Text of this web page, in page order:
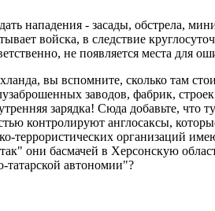
нападения - засады, обстрела,
войска, в следствие
не появляется места для
вы вспомните, сколько там
заводов, фабрик,
зарядка! Сюда добавьте, что
контролируют англосаксы,
террористических организаций
они басмачей в Херсонскую
татарской автономии"?